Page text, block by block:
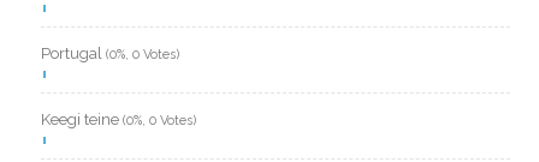
Portugal (0%, 0 Votes)
Keegi teine (0%, 0 Votes)